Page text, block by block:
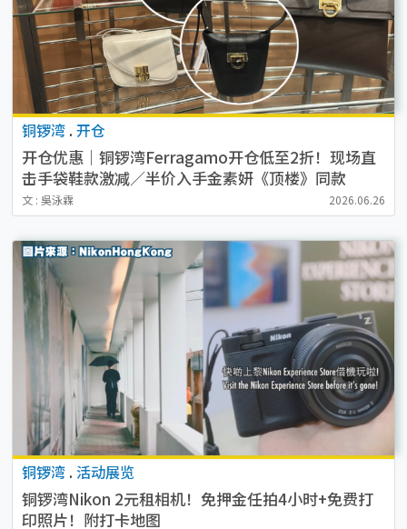
铜锣湾 . 开仓
开仓优惠｜铜锣湾Ferragamo开仓低至2折！现场直
击手袋鞋款激减／半价入手金素妍《顶楼》同款
文 : 吳泳霖 2026.06.26
铜锣湾 . 活动展览
铜锣湾Nikon 2元租相机！免押金任拍4小时+免费打
印照片！附打卡地图